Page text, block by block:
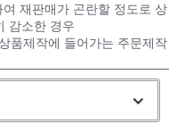
재판매가 곤란할 정도로 상
감소한 경우
품제작에 들어가는 주문제작